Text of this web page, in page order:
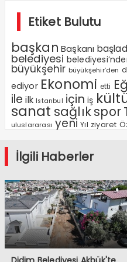
Etiket Bulutu
başkan Başkanı
belediyesi
büyükşehir büyükşehir’den
ediyor Ekonomi etti
ile ilk Istanbul için iş
sanat sağlıkspor
uluslararası yeni Yıl ziyaret
İlgili Haberler